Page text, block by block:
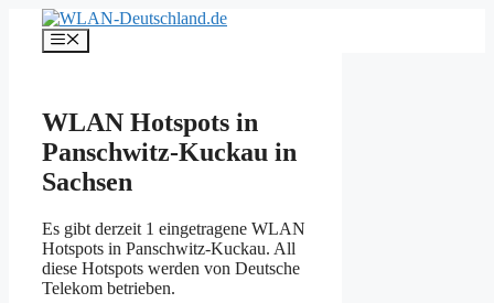
Inhalt
springen
Menü
WLAN Hotspots in
Panschwitz-Kuckau in
Sachsen
Es gibt derzeit 1 eingetragene WLAN
Hotspots in Panschwitz-Kuckau. All
diese Hotspots werden von Deutsche
Telekom betrieben.